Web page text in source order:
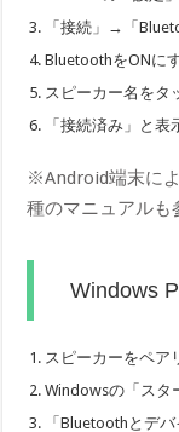
「接続」→「
BluetoothをONに
スピーカー名をタ
「接続済み」と表
※Android端末に
種のマニュアルも
Windows
スピーカーをペア
Windowsの「スタ
「Bluetoothとデ